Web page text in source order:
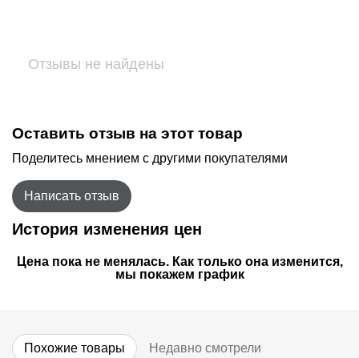
Отзывы не найдены
Оставить отзыв на этот товар
Поделитесь мнением с другими покупателями
Написать отзыв
История изменения цен
Цена пока не менялась. Как только она изменится,
мы покажем график
Похожие товары Недавно смотрели